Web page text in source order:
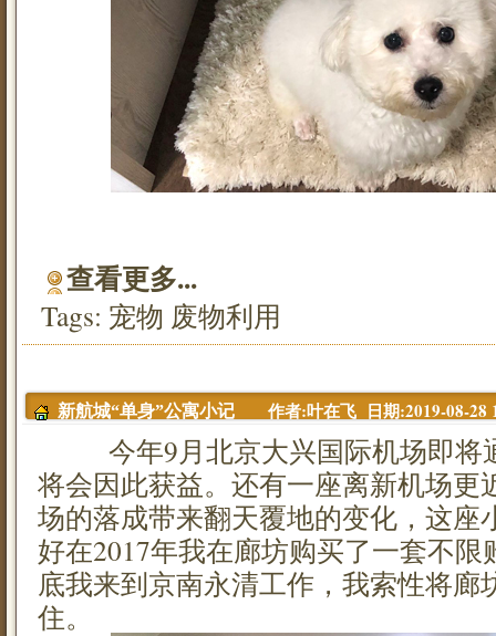
查看更多...
Tags: 宠物 废物利用
新航城“单身”公寓小记 作者:叶在飞 日期:2019-08-28
今年9月北京大兴国际机场即将
将会因此获益。还有一座离新机场更
场的落成带来翻天覆地的变化，这座
好在2017年我在廊坊购买了一套不
底我来到京南永清工作，我索性将廊
住。